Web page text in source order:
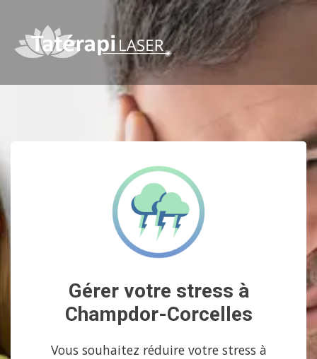
Gérer votre stress à
Champdor-Corcelles
Vous souhaitez réduire votre stress à